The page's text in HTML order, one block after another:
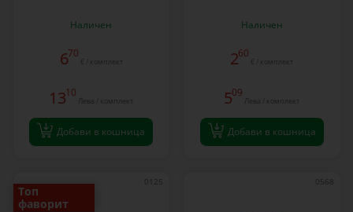
Наличен
670
€ / комплект
1310
Лева / комплект
Добави в кошница
Наличен
260
€ / комплект
509
Лева / комплект
Добави в кошница
0125
Топ
фаворит
0568